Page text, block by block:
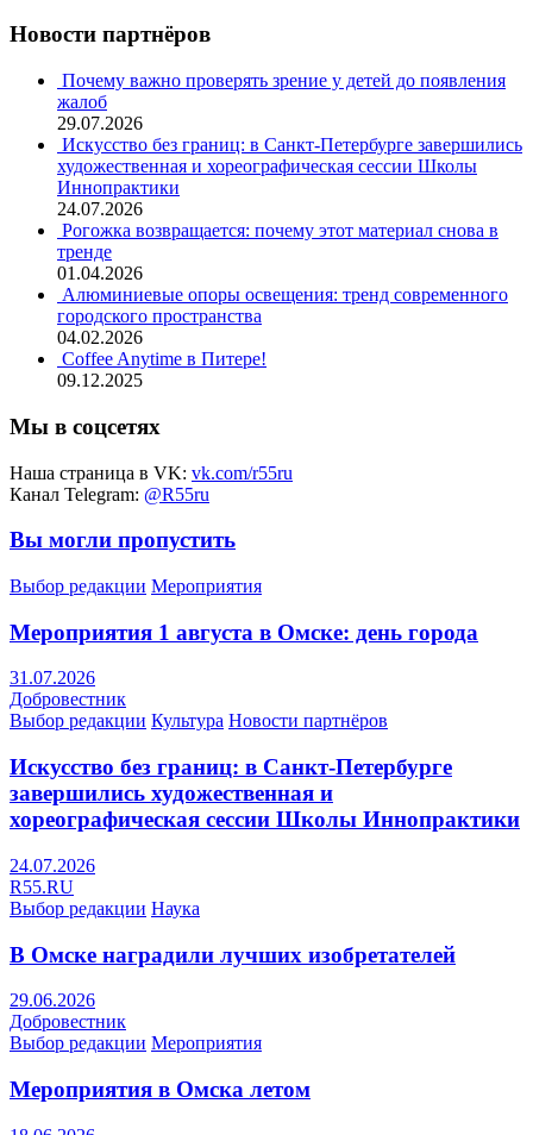
Новости партнёров
Почему важно проверять зрение у детей до появления
жалоб
29.07.2026
Искусство без границ: в Санкт-Петербурге завершились
художественная и хореографическая сессии Школы
Иннопрактики
24.07.2026
Рогожка возвращается: почему этот материал снова в
тренде
01.04.2026
Алюминиевые опоры освещения: тренд современного
городского пространства
04.02.2026
Coffee Anytime в Питере!
09.12.2025
Мы в соцсетях
Наша страница в VK: vk.com/r55ru
Канал Telegram: @R55ru
Вы могли пропустить
Выбор редакции Мероприятия
Мероприятия 1 августа в Омске: день города
31.07.2026
Добровестник
Выбор редакции Культура Новости партнёров
Искусство без границ: в Санкт-Петербурге
завершились художественная и
хореографическая сессии Школы Иннопрактики
24.07.2026
R55.RU
Выбор редакции Наука
В Омске наградили лучших изобретателей
29.06.2026
Добровестник
Выбор редакции Мероприятия
Мероприятия в Омска летом